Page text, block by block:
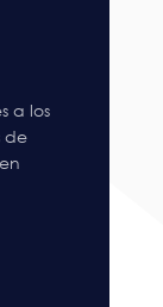
a los
de